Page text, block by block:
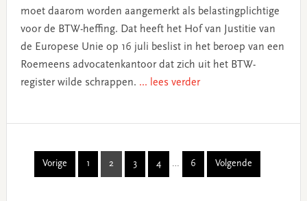
moet daarom worden aangemerkt als belastingplichtige
voor de BTW-heffing. Dat heeft het Hof van Justitie van
de Europese Unie op 16 juli beslist in het beroep van een
Roemeens advocatenkantoor dat zich uit het BTW-
register wilde schrappen. ... lees verder
Vorige Page
1 Page
2 Page
3 Page
4
Interim
pages
… Page
6 Volgende